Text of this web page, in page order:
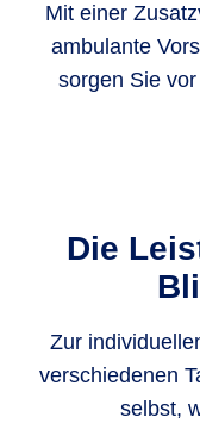
Mit einer
ambulante
sorgen Sie
Die
Zur
verschiedenen
selbst,